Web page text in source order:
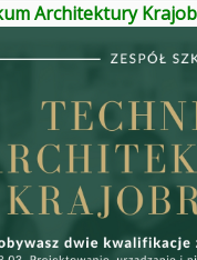
Architektury